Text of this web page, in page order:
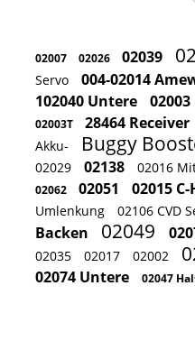
02007 02026 02039
Servo
004-02014
102040 Untere 02003
02003T 28464 Receiver
Akku-
Buggy
02029 02138 02016
02062 02051 02015
Umlenkung
02106 CVD
Backen
02049
02035
02017 02002
02074 Untere 02047